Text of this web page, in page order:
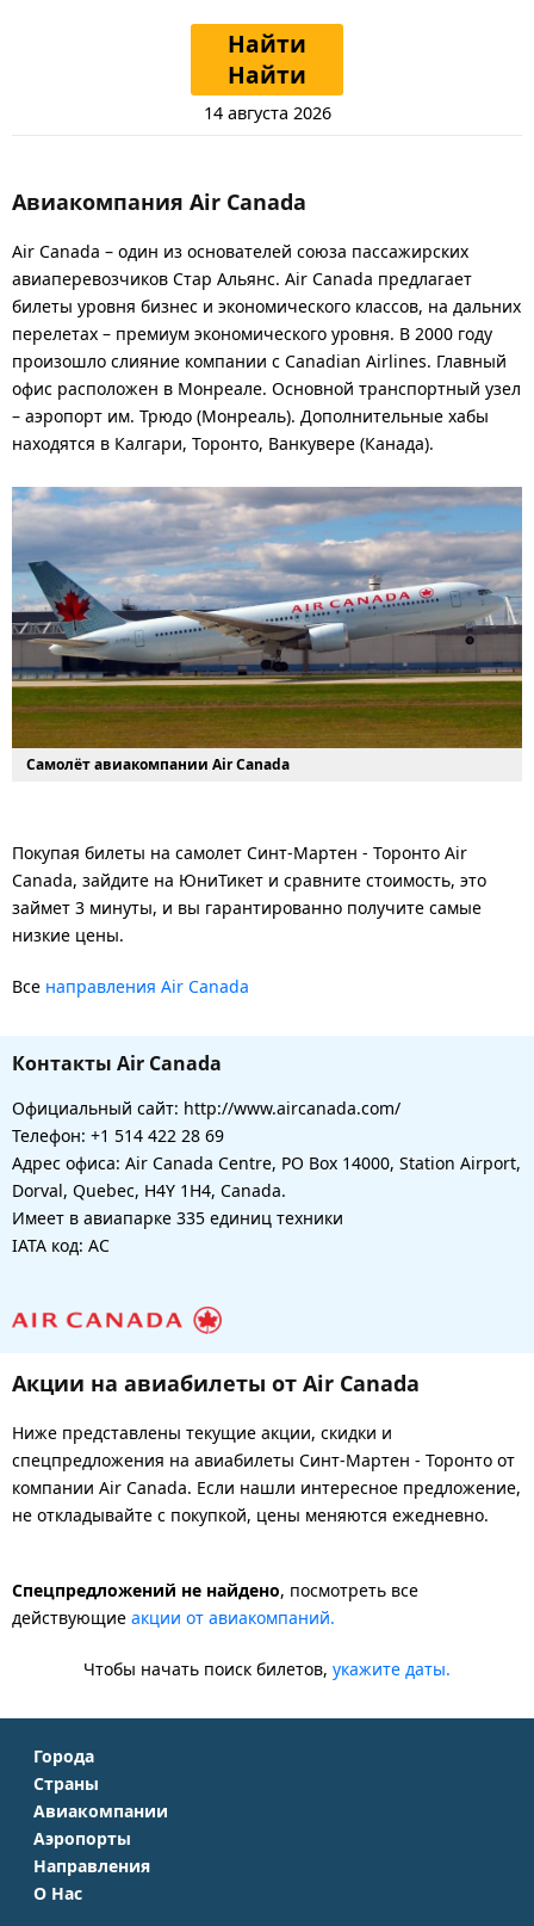
Найти
Найти
14 августа 2026
Авиакомпания Air Canada
Air Canada – один из основателей союза пассажирских
авиаперевозчиков Стар Альянс. Air Canada предлагает
билеты уровня бизнес и экономического классов, на дальних
перелетах – премиум экономического уровня. В 2000 году
произошло слияние компании с Canadian Airlines. Главный
офис расположен в Монреале. Основной транспортный узел
– аэропорт им. Трюдо (Монреаль). Дополнительные хабы
находятся в Калгари, Торонто, Ванкувере (Канада).
Самолёт авиакомпании Air Canada
Покупая билеты на самолет Синт-Мартен - Торонто Air
Canada, зайдите на ЮниТикет и сравните стоимость, это
займет 3 минуты, и вы гарантированно получите самые
низкие цены.
Все направления Air Canada
Контакты Air Canada
Официальный сайт: http://www.aircanada.com/
Телефон: +1 514 422 28 69
Адрес офиса: Air Canada Centre, PO Box 14000, Station Airport,
Dorval, Quebec, H4Y 1H4, Canada.
Имеет в авиапарке 335 единиц техники
IATA код: AC
Акции на авиабилеты от Air Canada
Ниже представлены текущие акции, скидки и
спецпредложения на авиабилеты Синт-Мартен - Торонто от
компании Air Canada. Если нашли интересное предложение,
не откладывайте с покупкой, цены меняются ежедневно.
Спецпредложений не найдено, посмотреть все
действующие акции от авиакомпаний.
Чтобы начать поиск билетов, укажите даты.
Города
Москва
Санкт-Петербург
Симферополь
Краснодар
Страны
Крым
Турция
Таиланд
Авиакомпании
Аэрофлот
S7 Airlines
Аэропорты
Домодедово
Шереметьево
Направления
Москва - Сочи
О Нас